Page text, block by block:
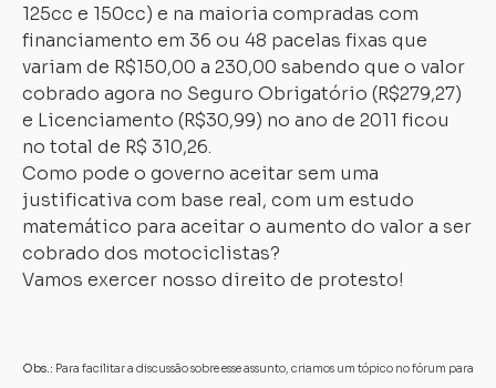
125cc e 150cc) e na maioria compradas com
financiamento em 36 ou 48 pacelas fixas que
variam de R$150,00 a 230,00 sabendo que o valor
cobrado agora no Seguro Obrigatório (R$279,27)
e Licenciamento (R$30,99) no ano de 2011 ficou
no total de R$ 310,26.
Como pode o governo aceitar sem uma
justificativa com base real, com um estudo
matemático para aceitar o aumento do valor a ser
cobrado dos motociclistas?
Vamos exercer nosso direito de protesto!
Obs.: Para facilitar a discussão sobre esse assunto, criamos um tópico no fórum para